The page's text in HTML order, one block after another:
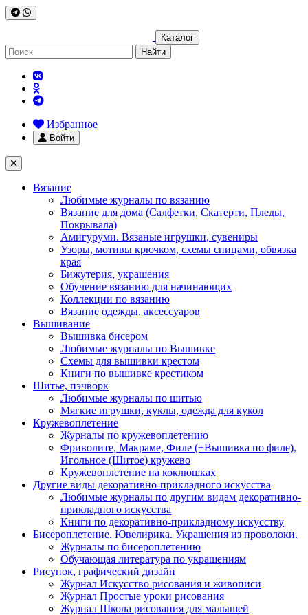
Каталог
Найти
Избранное
Войти
Вязание
Любимые журналы по вязанию
Вязание для дома (Салфетки, Скатерти, Пледы,
Покрывала)
Амигуруми. Вязаные игрушки, сувениры
Узоры, мотивы крючком, схемы спицами, обвязка
края
Бижутерия, украшения
Обучение вязанию для начинающих
Коллекции по вязанию
Вязание одежды, аксессуаров
Вышивание
Вышивка бисером
Любимые журналы по Вышивке
Схемы для вышивки крестом
Книги по вышивке крестиком
Шитье, пэчворк
Любимые журналы по шитью
Мягкие игрушки, куклы, одежда для кукол
Кружевоплетение
Журналы по кружевоплетению
Фриволите, Макраме, Филе (+Вышивка по филе),
Игольное (Шитое) кружево
Кружевоплетение на коклюшках
Другие виды декоративно-прикладного искусства
Любимые журналы по другим видам декоративно-
прикладного искусства
Книги по декоративно-прикладному искусству
Бисероплетение. Ювелирика. Украшения из проволоки.
Журналы по бисероплетению
Обучающая литература по украшениям
Рисунок, графический дизайн
Журнал Искусство рисования и живописи
Журнал Простые уроки рисования
Журнал Школа рисования для малышей